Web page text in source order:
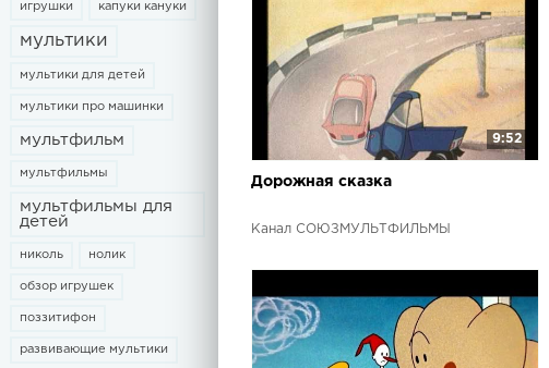
игрушки капуки кануки
мультики
мультики для детей
мультики про машинки
мультфильм
мультфильмы
мультфильмы для
детей
николь нолик
обзор игрушек
поззитифон
развивающие мультики
9:52
Дорожная сказка
Канал СОЮЗМУЛЬТФИЛЬМЫ